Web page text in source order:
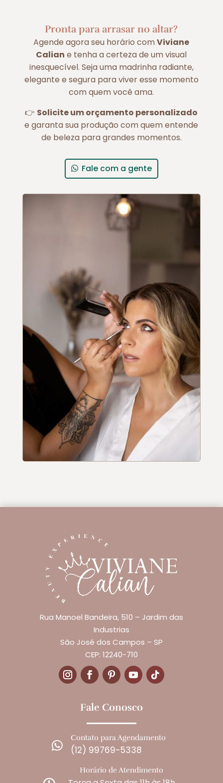
Pronta para arrasar no altar?
Agende agora seu horário comViviane
Calian e tenha a certeza de um visual
inesquecível. Seja uma madrinha radiante,
elegante e segura para viver esse momento
com quem você ama.
👉 Solicite um orçamento personalizado
e garanta sua produção com quem entende
de beleza para grandes momentos.
Fale com a gente
Rua Manoel Bandeira, 510 – Jardim das
Industrias
São José dos Campos – SP
CEP: 12240-710
Fale Conosco

Contato para Agendamento
(12) 99769-5338
Horário de Atendimento